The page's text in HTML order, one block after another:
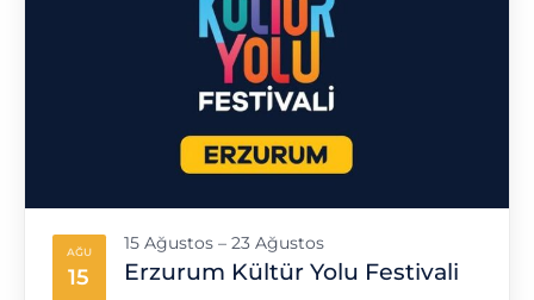
AĞU
15 Erzurum Kültür Yolu Festivali
15 Ağustos – 23 Ağustos